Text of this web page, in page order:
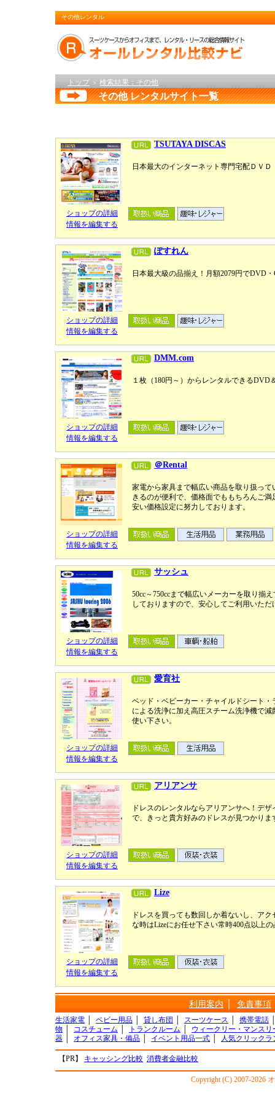
その他レンタル
トップ ＞ 検索結果：その他
その他 レンタルサイト一覧
TSUTAYA DISCAS
日本最大のインターネット専門宅配ＤＶ
ショップの詳細
情報を編集する
ぽすれん
日本最大級の品揃え！月額2079円でDVD
ショップの詳細
情報を編集する
DMM.com
１枚（180円～）からレンタルできるDVD
ショップの詳細
情報を編集する
＠Rental
家電から家具まで幅広い商品を取り扱っ
きるのが便利で、価格面でももちろんご
安い価格設定に努力しております。
ショップの詳細
情報を編集する
サッシュ
50cc～750ccまで幅広いメーカーを取り揃
しておりますので、安心してご利用いただ
ショップの詳細
情報を編集する
愛育社
ベッド・ベビーカー・チャイルドシート
による洗浄に加え高圧スチーム洗浄機で
使い下さい。
ショップの詳細
情報を編集する
アリアンサ
ドレスのレンタルならアリアンサへ！デ
で、きっと貴方好みのドレスが見つかりま
ショップの詳細
情報を編集する
Lize
ドレスを買っても数回しか着ないし、ア
な時はLizeにお任せ下さい常時400点以上
ショップの詳細
情報を編集する
利用案内 免責事項
生活家電 ベビー用品 貸し布団 スーツケース 携帯電話
物
コスチューム トランクルーム
ウィークリー・マンスリ
器
オフィス家具・備品 イベント用品一式 人気クリックラ
【PR】 キャッシング比較 消費者金融比較
Copyright (C) 2007-2026